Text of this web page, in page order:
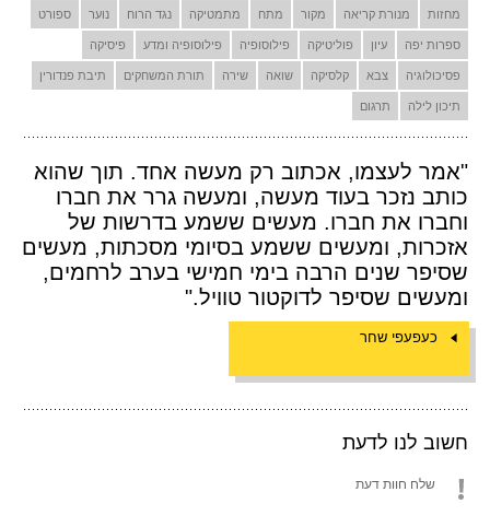
מחזות מנורת קריאה מקור מתח מתמטיקה נגד הרוח נוער ספורט
ספרות יפה עיון פוליטיקה פילוסופיה פילוסופיה ומדע פיסיקה
פסיכולוגיה צבא קלסיקה שואה שירה תורת המשחקים תיבת פנדורין
תיכון לילה תרגום
"אמר לעצמו, אכתוב רק מעשה אחד. תוך שהוא
כותב נזכר בעוד מעשה, ומעשה גרר את חברו
וחברו את חברו. מעשים ששמע בדרשות של
אזכרות, ומעשים ששמע בסיומי מסכתות, מעשים
שסיפר שנים הרבה בימי חמישי בערב לרחמים,
ומעשים שסיפר לדוקטור טוויל."
כעפעפי שחר
חשוב לנו לדעת
שלח חוות דעת